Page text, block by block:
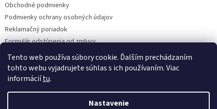
Tento web používa súbory cookie. Ďalším prechádzaním
tohto webu vyjadrujete súhlas s ich používaním. Viac
informáciítu.
Nastavenie
Obchodné podmienky
Podmienky ochrany osobných údajov
Reklamačný poriadok
Formulár odstúpenia od zmluvy
Reklamačný formulár